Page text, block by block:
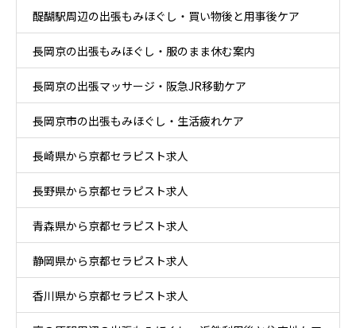
ア
醍醐駅周辺の出張もみほぐし・買い物後と用事後ケア
長岡京の出張もみほぐし・服のまま休む案内
長岡京の出張マッサージ・阪急JR移動ケア
長岡京市の出張もみほぐし・生活疲れケア
長崎県から京都セラピスト求人
長野県から京都セラピスト求人
青森県から京都セラピスト求人
静岡県から京都セラピスト求人
香川県から京都セラピスト求人